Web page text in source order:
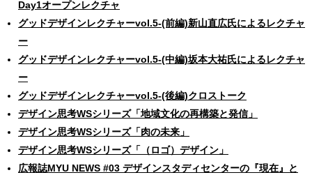
Day1オープンレクチャ
グッドデザインレクチャーvol.5-(前編)新山直広氏によるレクチャ
ー
グッドデザインレクチャーvol.5-(中編)坂本大祐氏によるレクチャ
ー
グッドデザインレクチャーvol.5-(後編)クロストーク
デザイン思考WSシリーズ「地域文化の再構築と発信」
デザイン思考WSシリーズ「肉の未来」
デザイン思考WSシリーズ「（ロゴ）デザイン」
広報誌MYU NEWS #03 デザインスタディセンターの『現在』と